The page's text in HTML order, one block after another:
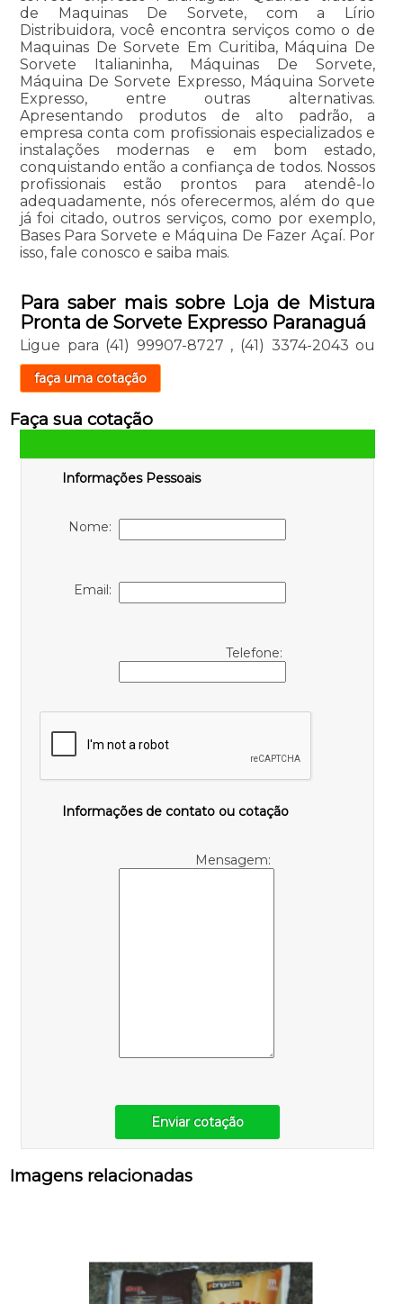
de Maquinas De Sorvete, com a Lírio
Distribuidora, você encontra serviços como o de
Maquinas De Sorvete Em Curitiba, Máquina De
Sorvete Italianinha, Máquinas De Sorvete,
Máquina De Sorvete Expresso, Máquina Sorvete
Expresso, entre outras alternativas.
Apresentando produtos de alto padrão, a
empresa conta com profissionais especializados e
instalações modernas e em bom estado,
conquistando então a confiança de todos. Nossos
profissionais estão prontos para atendê-lo
adequadamente, nós oferecermos, além do que
já foi citado, outros serviços, como por exemplo,
Bases Para Sorvete e Máquina De Fazer Açaí. Por
isso, fale conosco e saiba mais.
Para saber mais sobre Loja de Mistura
Pronta de Sorvete Expresso Paranaguá
Ligue para (41) 99907-8727 , (41) 3374-2043 ou
faça uma cotação
Faça sua cotação
Informações Pessoais
Nome:
Email:
Telefone:
Informações de contato ou cotação
Mensagem:
Enviar cotação
Imagens relacionadas